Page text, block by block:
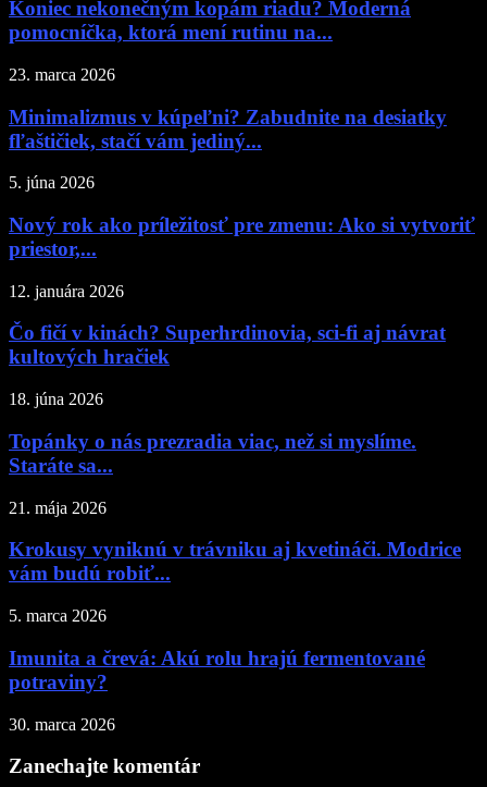
Koniec nekonečným kopám riadu? Moderná
pomocníčka, ktorá mení rutinu na...
23. marca 2026
Minimalizmus v kúpeľni? Zabudnite na desiatky
fľaštičiek, stačí vám jediný...
5. júna 2026
Nový rok ako príležitosť pre zmenu: Ako si vytvoriť
priestor,...
12. januára 2026
Čo fičí v kinách? Superhrdinovia, sci-fi aj návrat
kultových hračiek
18. júna 2026
Topánky o nás prezradia viac, než si myslíme.
Staráte sa...
21. mája 2026
Krokusy vyniknú v trávniku aj kvetináči. Modrice
vám budú robiť...
5. marca 2026
Imunita a črevá: Akú rolu hrajú fermentované
potraviny?
30. marca 2026
Zanechajte komentár